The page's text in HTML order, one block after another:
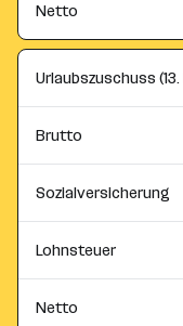
Netto
Urlaubszuschuss (13.
Brutto
Sozialversicherung
Lohnsteuer
Netto